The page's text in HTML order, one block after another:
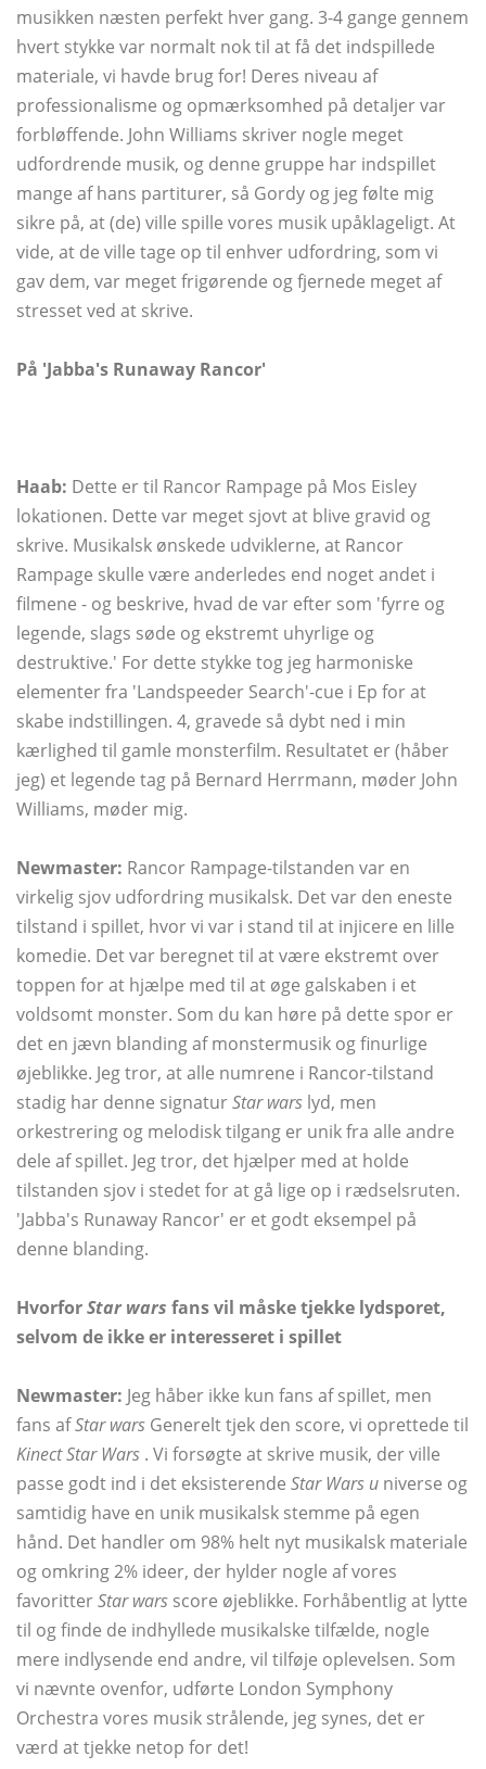
musikken næsten perfekt hver gang. 3-4 gange gennem
hvert stykke var normalt nok til at få det indspillede
materiale, vi havde brug for! Deres niveau af
professionalisme og opmærksomhed på detaljer var
forbløffende. John Williams skriver nogle meget
udfordrende musik, og denne gruppe har indspillet
mange af hans partiturer, så Gordy og jeg følte mig
sikre på, at (de) ville spille vores musik upåklageligt. At
vide, at de ville tage op til enhver udfordring, som vi
gav dem, var meget frigørende og fjernede meget af
stresset ved at skrive.
På 'Jabba's Runaway Rancor'
Haab: Dette er til Rancor Rampage på Mos Eisley
lokationen. Dette var meget sjovt at blive gravid og
skrive. Musikalsk ønskede udviklerne, at Rancor
Rampage skulle være anderledes end noget andet i
filmene - og beskrive, hvad de var efter som 'fyrre og
legende, slags søde og ekstremt uhyrlige og
destruktive.' For dette stykke tog jeg harmoniske
elementer fra 'Landspeeder Search'-cue i Ep for at
skabe indstillingen. 4, gravede så dybt ned i min
kærlighed til gamle monsterfilm. Resultatet er (håber
jeg) et legende tag på Bernard Herrmann, møder John
Williams, møder mig.
Newmaster: Rancor Rampage-tilstanden var en
virkelig sjov udfordring musikalsk. Det var den eneste
tilstand i spillet, hvor vi var i stand til at injicere en lille
komedie. Det var beregnet til at være ekstremt over
toppen for at hjælpe med til at øge galskaben i et
voldsomt monster. Som du kan høre på dette spor er
det en jævn blanding af monstermusik og finurlige
øjeblikke. Jeg tror, ​​at alle numrene i Rancor-tilstand
stadig har denne signaturStar wars lyd, men
orkestrering og melodisk tilgang er unik fra alle andre
dele af spillet. Jeg tror, ​​det hjælper med at holde
tilstanden sjov i stedet for at gå lige op i rædselsruten.
'Jabba's Runaway Rancor' er et godt eksempel på
denne blanding.
HvorforStar wars fans vil måske tjekke lydsporet,
selvom de ikke er interesseret i spillet
Newmaster: Jeg håber ikke kun fans af spillet, men
fans afStar wars Generelt tjek den score, vi oprettede til
Kinect Star Wars . Vi forsøgte at skrive musik, der ville
passe godt ind i det eksisterende Star Wars u niverse og
samtidig have en unik musikalsk stemme på egen
hånd. Det handler om 98% helt nyt musikalsk materiale
og omkring 2% ideer, der hylder nogle af vores
favoritterStar wars score øjeblikke. Forhåbentlig at lytte
til og finde de indhyllede musikalske tilfælde, nogle
mere indlysende end andre, vil tilføje oplevelsen. Som
vi nævnte ovenfor, udførte London Symphony
Orchestra vores musik strålende, jeg synes, det er
værd at tjekke netop for det!